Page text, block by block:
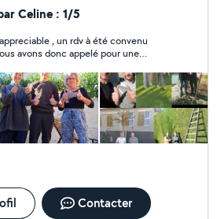
et la taille des arbres,
mesure adaptés à vos besoins
pour des travaux de taille
ou d'élagage, notre équipe de
utilise des techniques modernes
l'environnement pour garantir la
extérieurs.
Celine : 1/5
, un rdv à été convenu
bloqué notre matiné ,l' avons
pas pris la peine de nous
un qui
!!!
Contacter